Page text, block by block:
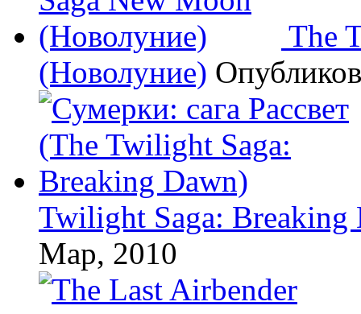
The
(Новолуние)
Twilight Saga: Breaking
Мар, 2010